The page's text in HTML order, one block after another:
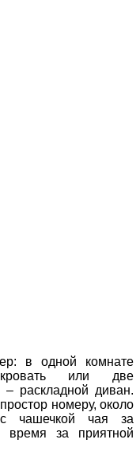
в одной комнате
кровать или две
раскладной диван.
номеру, около
с чашечкой чая за
время за приятной